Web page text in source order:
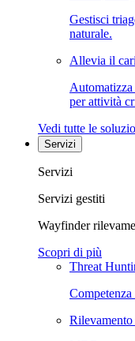
Gestisci
naturale.
Allevia il
per attività
Vedi tutte le
Servizi
Servizi
Servizi gestiti
Wayfinder
Scopri di più
Threat
Rilevamento